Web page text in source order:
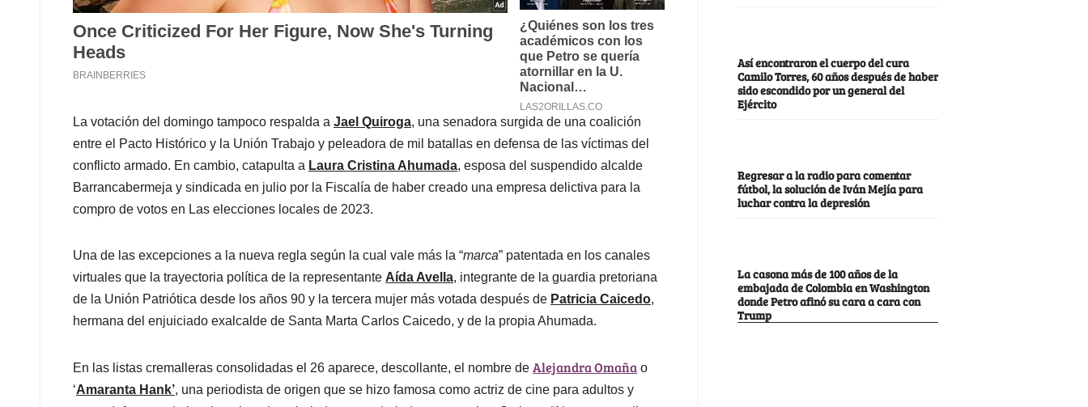
La votación del domingo tampoco respalda a Jael Quiroga, una senadora surgida de una coalición
entre el Pacto Histórico y la Unión Trabajo y peleadora de mil batallas en defensa de las víctimas del
conflicto armado. En cambio, catapulta a Laura Cristina Ahumada, esposa del suspendido alcalde
Barrancabermeja y sindicada en julio por la Fiscalía de haber creado una empresa delictiva para la
compro de votos en Las elecciones locales de 2023.
Una de las excepciones a la nueva regla según la cual vale más la “marca” patentada en los canales
virtuales que la trayectoria política de la representante Aída Avella, integrante de la guardia pretoriana
de la Unión Patriótica desde los años 90 y la tercera mujer más votada después de Patricia Caicedo,
hermana del enjuiciado exalcalde de Santa Marta Carlos Caicedo, y de la propia Ahumada.
En las listas cremalleras consolidadas el 26 aparece, descollante, el nombre de Alejandra Omaña o
‘Amaranta Hank’, una periodista de origen que se hizo famosa como actriz de cine para adultos y
Así encontraron el cuerpo del cura
Camilo Torres, 60 años después de haber
sido escondido por un general del
Ejército
Regresar a la radio para comentar
fútbol, la solución de Iván Mejía para
luchar contra la depresión
La casona más de 100 años de la
embajada de Colombia en Washington
donde Petro afinó su cara a cara con
Trump